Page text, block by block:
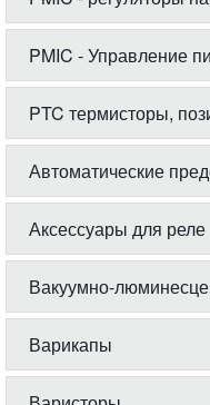
PMIC - Управление
PTC термисторы,
Автоматические
Аксессуары для реле
Вакуумно-
Варикапы